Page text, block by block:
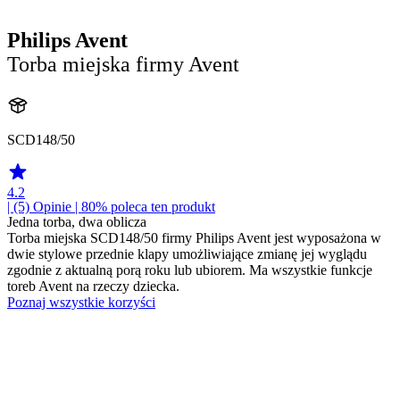
Philips Avent
Torba miejska firmy Avent
SCD148/50
4.2
| (5) Opinie | 80% poleca ten produkt
Jedna torba, dwa oblicza
Torba miejska SCD148/50 firmy Philips Avent jest wyposażona w
dwie stylowe przednie klapy umożliwiające zmianę jej wyglądu
zgodnie z aktualną porą roku lub ubiorem. Ma wszystkie funkcje
toreb Avent na rzeczy dziecka.
Poznaj wszystkie korzyści